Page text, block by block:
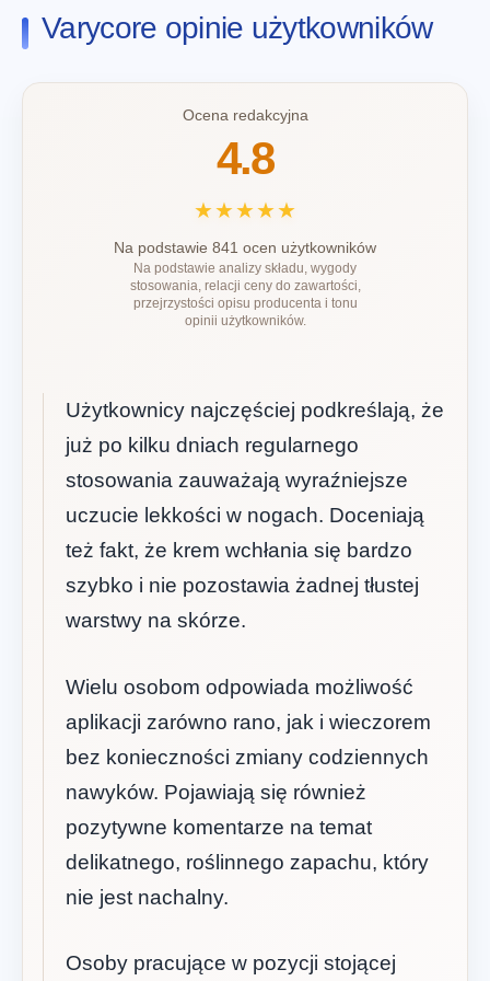
Varycore opinie użytkowników
Ocena redakcyjna
4.8
★★★★★
Na podstawie 841 ocen użytkowników
Na podstawie analizy składu, wygody
stosowania, relacji ceny do zawartości,
przejrzystości opisu producenta i tonu
opinii użytkowników.
Użytkownicy najczęściej podkreślają, że
już po kilku dniach regularnego
stosowania zauważają wyraźniejsze
uczucie lekkości w nogach. Doceniają
też fakt, że krem wchłania się bardzo
szybko i nie pozostawia żadnej tłustej
warstwy na skórze.
Wielu osobom odpowiada możliwość
aplikacji zarówno rano, jak i wieczorem
bez konieczności zmiany codziennych
nawyków. Pojawiają się również
pozytywne komentarze na temat
delikatnego, roślinnego zapachu, który
nie jest nachalny.
Osoby pracujące w pozycji stojącej